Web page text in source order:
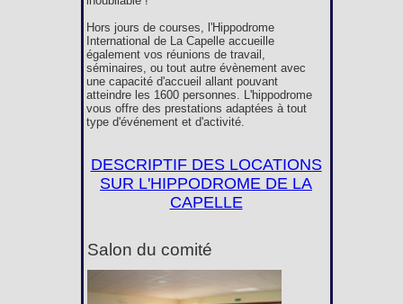
Hors jours de courses, l'Hippodrome
International de La Capelle accueille
également vos réunions de travail,
séminaires, ou tout autre évènement avec
une capacité d'accueil allant pouvant
atteindre les 1600 personnes. L'hippodrome
vous offre des prestations adaptées à tout
type d'événement et d'activité.
DESCRIPTIF DES LOCATIONS
SUR L'HIPPODROME DE LA
CAPELLE
Salon du comité